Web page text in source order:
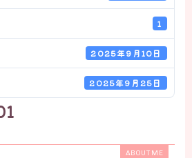
1
2025年9月10日
2025年9月25日
ABOUT ME